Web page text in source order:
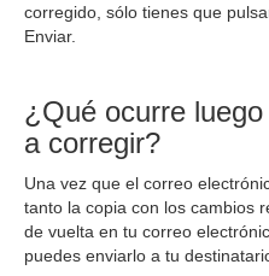
corregido, sólo tienes que
Enviar.
¿Qué ocurre
a corregir?
Una vez que el correo
tanto la copia con los cambios
de vuelta en tu correo
puedes enviarlo a tu